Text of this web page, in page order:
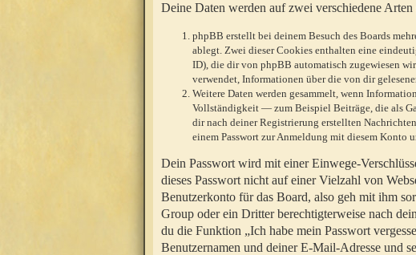
Deine Daten werden auf zwei verschiedene Arten
phpBB erstellt bei deinem Besuch des Boards
ablegt. Zwei dieser Cookies enthalten eine
ID), die dir von phpBB automatisch zugewiesen
verwendet, Informationen über die von dir
Weitere Daten werden gesammelt, wenn
Vollständigkeit — zum Beispiel Beiträge, die als
dir nach deiner Registrierung erstellten
einem Passwort zur Anmeldung mit diesem Konto
Dein Passwort wird mit einer Einwege-
dieses Passwort nicht auf einer Vielzahl von
Benutzerkonto für das Board, also geh mit ihm
Group oder ein Dritter berechtigterweise nach
du die Funktion „Ich habe mein Passwort
Benutzernamen und deiner E-Mail-Adresse und